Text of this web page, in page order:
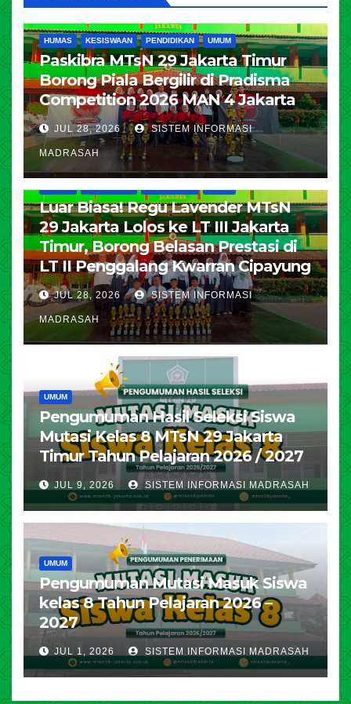
HUMAS KESISWAAN PENDIDIKAN UMUM
Paskibra MTsN 29 Jakarta Timur
Borong Piala Bergilir di Pradisma
Competition 2026 MAN 4 Jakarta
JUL 28, 2026 SISTEM INFORMASI
MADRASAH
Luar Biasa! Regu Lavender MTsN
29 Jakarta Lolos ke LT III Jakarta
Timur, Borong Belasan Prestasi di
LT II Penggalang Kwarran Cipayung
JUL 28, 2026 SISTEM INFORMASI
MADRASAH
UMUM
Pengumuman Hasil Seleksi Siswa
Mutasi Kelas 8 MTsN 29 Jakarta
Timur Tahun Pelajaran 2026 / 2027
JUL 9, 2026 SISTEM INFORMASI MADRASAH
UMUM
Pengumuman Mutasi Masuk Siswa
kelas 8 Tahun Pelajaran 2026 –
2027
JUL 1, 2026 SISTEM INFORMASI MADRASAH